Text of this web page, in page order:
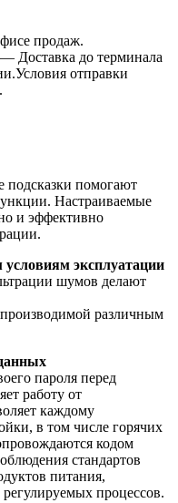
продаж.
— Доставка до терминала
отправки
подсказки помогают
Настраиваемые
и эффективно
эксплуатации
шумов делают
различным
пароля перед
работу от
каждому
в том числе горячих
кодом
стандартов
питания,
процессов.